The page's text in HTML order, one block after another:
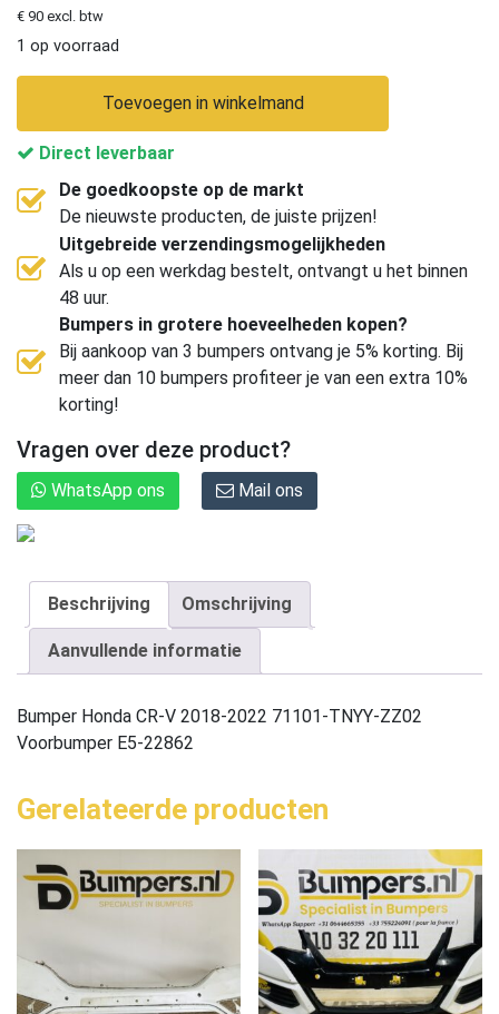
€ 90 excl. btw
1 op voorraad
Toevoegen in winkelmand
Direct leverbaar
De goedkoopste op de markt
De nieuwste producten, de juiste prijzen!
Uitgebreide verzendingsmogelijkheden
Als u op een werkdag bestelt, ontvangt u het binnen
48 uur.
Bumpers in grotere hoeveelheden kopen?
Bij aankoop van 3 bumpers ontvang je 5% korting. Bij
meer dan 10 bumpers profiteer je van een extra 10%
korting!
Vragen over deze product?
WhatsApp ons Mail ons
Beschrijving Omschrijving
Aanvullende informatie
Bumper Honda CR-V 2018-2022 71101-TNYY-ZZ02
Voorbumper E5-22862
Gerelateerde producten